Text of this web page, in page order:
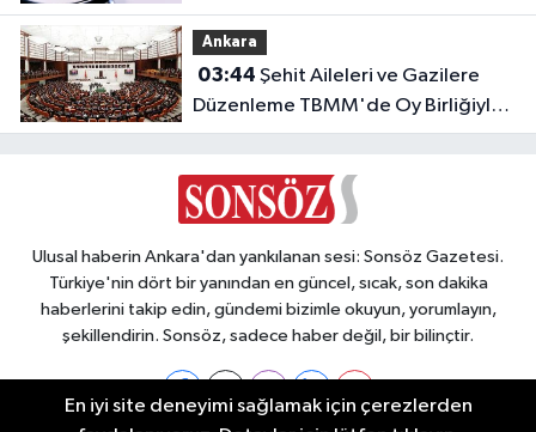
Kurtulun
Ankara
03:44
Düzenleme TBMM'de Oy Birliğiyle
Kabul Edildi
Ulusal haberin Ankara'dan yankılanan sesi: Sonsöz Gazetesi.
Türkiye'nin dört bir yanından en güncel, sıcak, son dakika
haberlerini takip edin, gündemi bizimle okuyun, yorumlayın,
şekillendirin. Sonsöz, sadece haber değil, bir bilinçtir.
En iyi site deneyimi sağlamak için çerezlerden